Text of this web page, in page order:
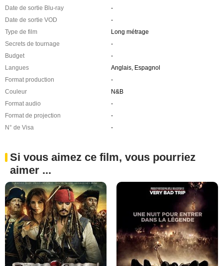
Date de sortie Blu-ray
-
Date de sortie VOD
-
Type de film
Long métrage
Secrets de tournage
-
Budget
-
Langues
Anglais, Espagnol
Format production
-
Couleur
N&B
Format audio
-
Format de projection
-
N° de Visa
-
Si vous aimez ce film, vous pourriez
aimer ...